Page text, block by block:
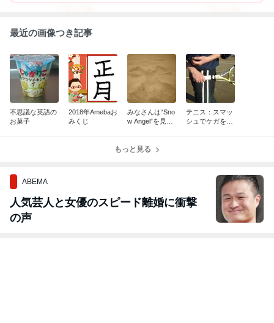
最近の画像つき記事
不思議な英語の
お菓子
2018年Amebaお
みくじ
みなさんは“Sno
w Angel”を見た
テニス：スマッ
シュでケガをし
もっと見る
ABEMA
人気芸人と女優のスピード離婚に衝撃
の声